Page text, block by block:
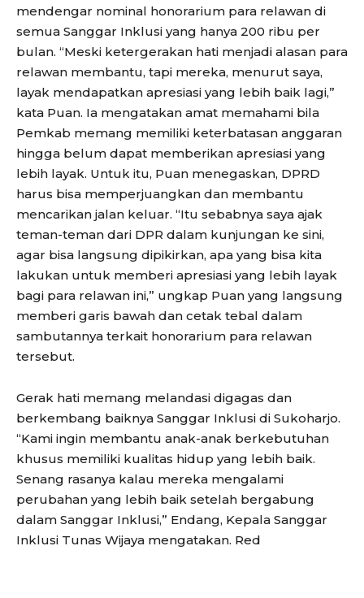
mendengar nominal honorarium para relawan di
semua Sanggar Inklusi yang hanya 200 ribu per
bulan. “Meski ketergerakan hati menjadi alasan para
relawan membantu, tapi mereka, menurut saya,
layak mendapatkan apresiasi yang lebih baik lagi,”
kata Puan. Ia mengatakan amat memahami bila
Pemkab memang memiliki keterbatasan anggaran
hingga belum dapat memberikan apresiasi yang
lebih layak. Untuk itu, Puan menegaskan, DPRD
harus bisa memperjuangkan dan membantu
mencarikan jalan keluar. “Itu sebabnya saya ajak
teman-teman dari DPR dalam kunjungan ke sini,
agar bisa langsung dipikirkan, apa yang bisa kita
lakukan untuk memberi apresiasi yang lebih layak
bagi para relawan ini,” ungkap Puan yang langsung
memberi garis bawah dan cetak tebal dalam
sambutannya terkait honorarium para relawan
tersebut.
Gerak hati memang melandasi digagas dan
berkembang baiknya Sanggar Inklusi di Sukoharjo.
“Kami ingin membantu anak-anak berkebutuhan
khusus memiliki kualitas hidup yang lebih baik.
Senang rasanya kalau mereka mengalami
perubahan yang lebih baik setelah bergabung
dalam Sanggar Inklusi,” Endang, Kepala Sanggar
Inklusi Tunas Wijaya mengatakan. Red